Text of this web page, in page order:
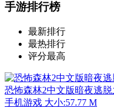
手游排行榜
最新排行
最热排行
评分最高
恐怖森林2中文版暗夜逃
手机游戏 大小:57.77 M